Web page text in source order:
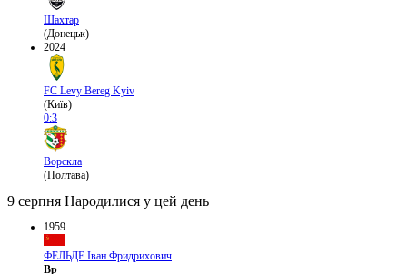
Шахтар
(Донецьк)
2024
FC Levy Bereg Kyiv
(Київ)
0:3
Ворскла
(Полтава)
9 серпня Народилися у цей день
1959
ФЕЛЬДЕ Іван Фридрихович
Вр